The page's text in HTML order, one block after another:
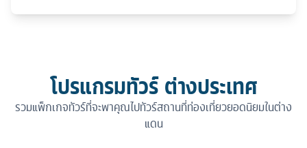
โปรแกรมทัวร์ ต่างประเทศ
รวมแพ็กเกจทัวร์ที่จะพาคุณไปทัวร์สถานที่ท่องเที่ยวยอดนิยมในต่าง
แดน